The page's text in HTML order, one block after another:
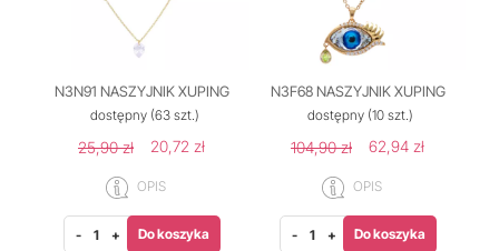
N3N91 NASZYJNIK XUPING
dostępny(63 szt.)
25,90 zł 20,72 zł
OPIS
- + Do koszyka
N3F68 NASZYJNIK XUPING
dostępny (10 szt.)
104,90 zł 62,94 zł
OPIS
- + Do koszyka